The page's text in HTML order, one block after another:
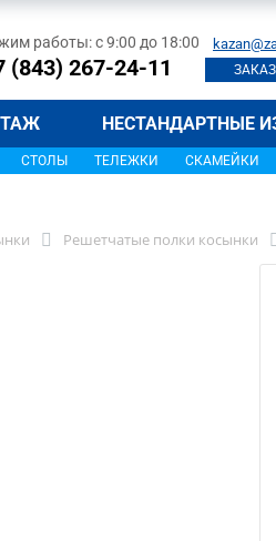
работы: с 9:00 до 18:00
(843) 267-24-11
НЕСТАНДАРТНЫЕ
СТОЛЫ ТЕЛЕЖКИ СКАМЕЙКИ
Решетчатые полки косынки